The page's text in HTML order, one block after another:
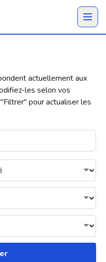
Ouvrir
actuellement aux
les selon vos
Filtrer" pour actualiser les